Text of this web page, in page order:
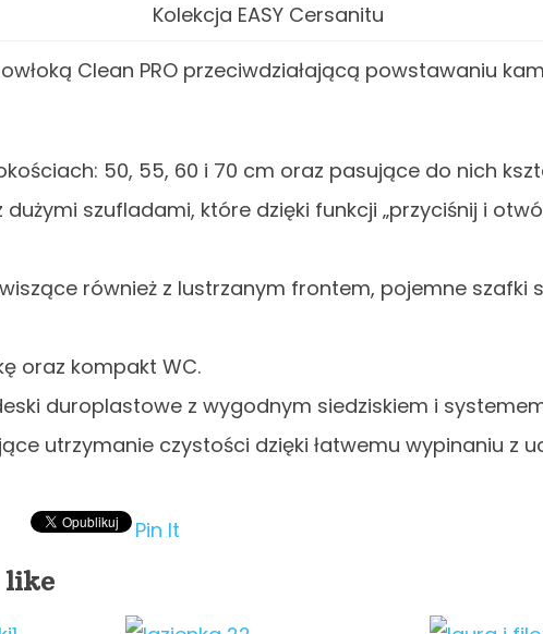
Kolekcja EASY Cersanitu
Clean PRO przeciwdziałającą powstawaniu
50, 55, 60 i 70 cm oraz pasujące do nich
szufladami, które dzięki funkcji „przyciśnij i
również z lustrzanym frontem, pojemne szafki
oraz kompakt WC.
duroplastowe z wygodnym siedziskiem i
utrzymanie czystości dzięki łatwemu wypinaniu z
Pin It
like